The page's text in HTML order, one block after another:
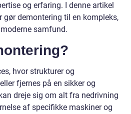
og erfaring. I denne artikel
gør demontering til en kompleks,
samfund.
hvor strukturer og
fjernes på en sikker og
dreje sig om alt fra nedrivning
af specifikke maskiner og